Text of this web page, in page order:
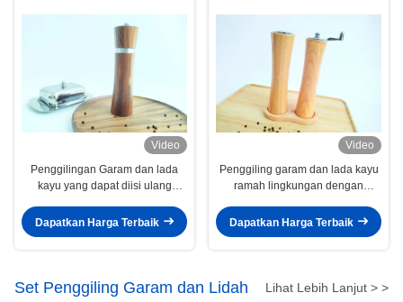
Video
Penggilingan Garam dan lada
kayu yang dapat diisi ulang
dapat disesuaikan
Dapatkan Harga Terbaik
Video
Penggiling garam dan lada kayu
ramah lingkungan dengan
Desain ramah pengguna
Dapatkan Harga Terbaik
Set Penggiling Garam dan Lidah Lihat Lebih Lanjut > >